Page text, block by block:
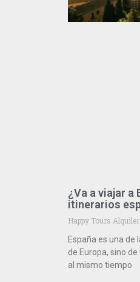
¿Va a viajar a
itinerarios
Happy Tours
España es una de
de Europa, sino
al mismo tiempo